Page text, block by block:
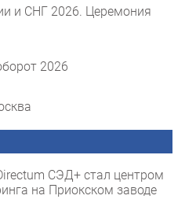
и СНГ 2026. Церемония
2026
СЭД+ стал центром
на Приокском заводе